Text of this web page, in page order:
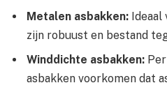
Metalen asbakken: Ideaal
zijn robuust en bestand
Winddichte asbakken:
asbakken voorkomen dat